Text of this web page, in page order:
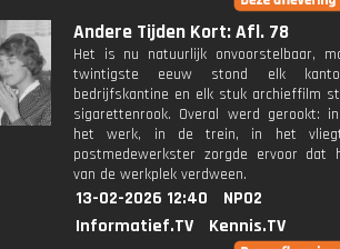
Andere Tijden Kort: Afl. 78
Het is nu natuurlijk onvoorstelbaar,
twintigste eeuw stond elk
bedrijfskantine en elk stuk archieffilm
sigarettenrook. Overal werd gerookt:
het werk, in de trein, in het
postmedewerkster zorgde ervoor dat
van de werkplek verdween.
13-02-2026 12:40
NPO2
Informatief.TV
Kennis.TV